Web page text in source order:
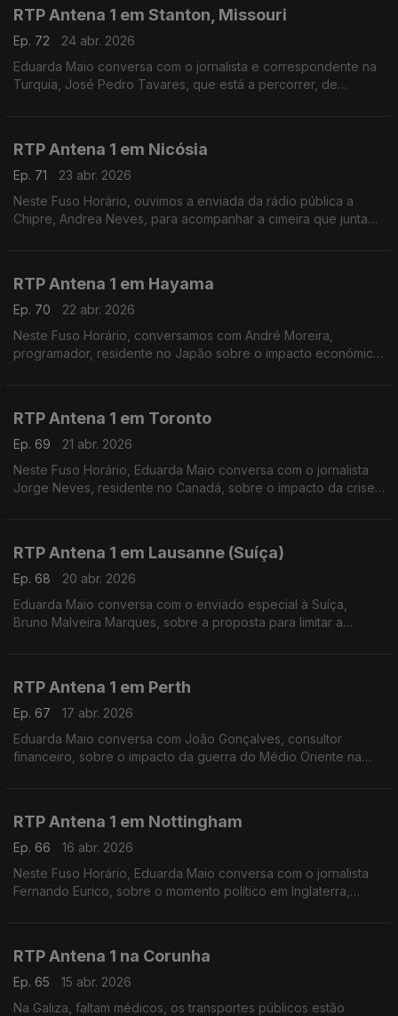
RTP Antena 1 em Stanton, Missouri
Ep. 72
24 abr. 2026
Eduarda Maio conversa com o jornalista e correspondente na
Turquia, José Pedro Tavares, que está a percorrer, de
RTP Antena 1 em Nicósia
Ep. 71
23 abr. 2026
Neste Fuso Horário, ouvimos a enviada da rádio pública a
Chipre, Andrea Neves, para acompanhar a cimeira que junta
RTP Antena 1 em Hayama
Ep. 70
22 abr. 2026
Neste Fuso Horário, conversamos com André Moreira,
programador, residente no Japão sobre o impacto económico
RTP Antena 1 em Toronto
Ep. 69
21 abr. 2026
Neste Fuso Horário, Eduarda Maio conversa com o jornalista
Jorge Neves, residente no Canadá, sobre o impacto da crise
RTP Antena 1 em Lausanne (Suíça)
Ep. 68
20 abr. 2026
Eduarda Maio conversa com o enviado especial à Suíça,
Bruno Malveira Marques, sobre a proposta para limitar a
RTP Antena 1 em Perth
Ep. 67
17 abr. 2026
Eduarda Maio conversa com João Gonçalves, consultor
financeiro, sobre o impacto da guerra do Médio Oriente na
RTP Antena 1 em Nottingham
Ep. 66
16 abr. 2026
Neste Fuso Horário, Eduarda Maio conversa com o jornalista
Fernando Eurico, sobre o momento político em Inglaterra,
RTP Antena 1 na Corunha
Ep. 65
15 abr. 2026
Na Galiza, faltam médicos, os transportes públicos estão